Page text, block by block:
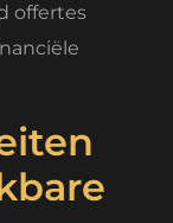
offertes